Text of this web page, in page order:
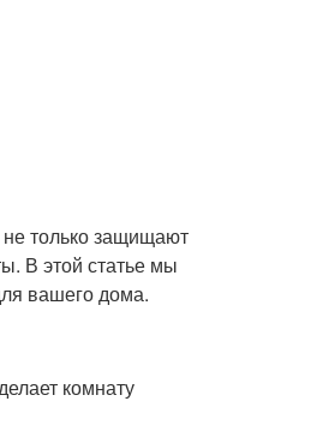
только защищают
В этой статье мы
вашего дома.
комнату